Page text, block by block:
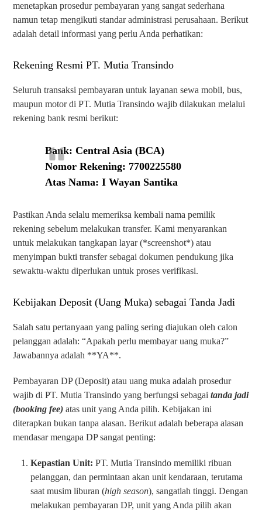
menetapkan prosedur pembayaran yang sangat sederhana
namun tetap mengikuti standar administrasi perusahaan. Berikut
adalah detail informasi yang perlu Anda perhatikan:
Rekening Resmi PT. Mutia Transindo
Seluruh transaksi pembayaran untuk layanan sewa mobil, bus,
maupun motor di PT. Mutia Transindo wajib dilakukan melalui
rekening bank resmi berikut:
Bank: Central Asia (BCA)
Nomor Rekening: 7700225580
Atas Nama: I Wayan Santika
Pastikan Anda selalu memeriksa kembali nama pemilik
rekening sebelum melakukan transfer. Kami menyarankan
untuk melakukan tangkapan layar (*screenshot*) atau
menyimpan bukti transfer sebagai dokumen pendukung jika
sewaktu-waktu diperlukan untuk proses verifikasi.
Kebijakan Deposit (Uang Muka) sebagai Tanda Jadi
Salah satu pertanyaan yang paling sering diajukan oleh calon
pelanggan adalah: “Apakah perlu membayar uang muka?”
Jawabannya adalah **YA**.
Pembayaran DP (Deposit) atau uang muka adalah prosedur
wajib di PT. Mutia Transindo yang berfungsi sebagaitanda jadi
(booking fee) atas unit yang Anda pilih. Kebijakan ini
diterapkan bukan tanpa alasan. Berikut adalah beberapa alasan
mendasar mengapa DP sangat penting:
Kepastian Unit: PT. Mutia Transindo memiliki ribuan
pelanggan, dan permintaan akan unit kendaraan, terutama
saat musim liburan (high season), sangatlah tinggi. Dengan
melakukan pembayaran DP, unit yang Anda pilih akan